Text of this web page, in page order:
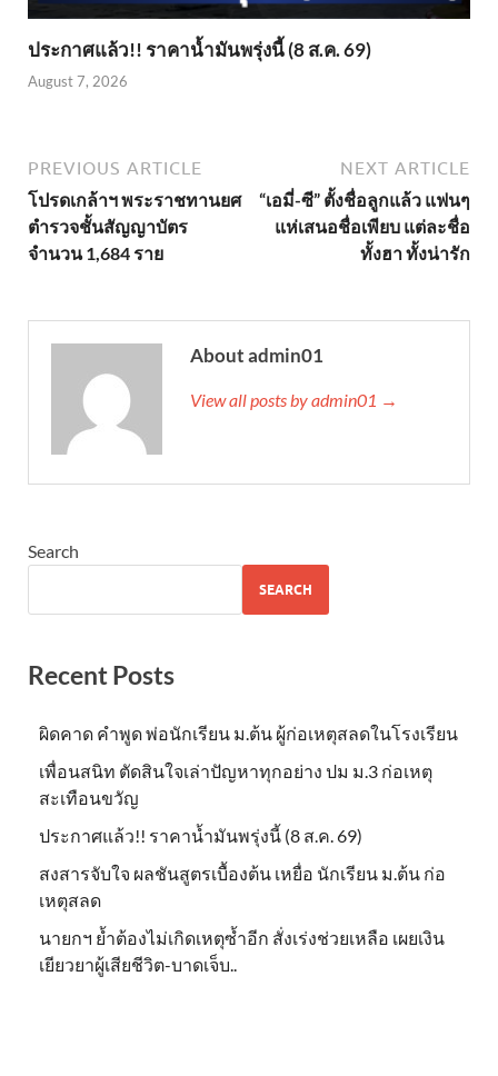
ประกาศแล้ว!! ราคาน้ำมันพรุ่งนี้ (8 ส.ค. 69)
August 7, 2026
PREVIOUS ARTICLE
โปรดเกล้าฯ พระราชทานยศ
ตำรวจชั้นสัญญาบัตร
จำนวน 1,684 ราย
NEXT ARTICLE
“เอมี่-ซี” ตั้งชื่อลูกแล้ว แฟนๆ
แห่เสนอชื่อเพียบ แต่ละชื่อ
ทั้งฮา ทั้งน่ารัก
About admin01
View all posts by admin01 →
Search
SEARCH
Recent Posts
ผิดคาด คำพูด พ่อนักเรียน ม.ต้น ผู้ก่อเหตุสลดในโรงเรียน
เพื่อนสนิท ตัดสินใจเล่าปัญหาทุกอย่าง ปม ม.3 ก่อเหตุ
สะเทือนขวัญ
ประกาศแล้ว!! ราคาน้ำมันพรุ่งนี้ (8 ส.ค. 69)
สงสารจับใจ ผลชันสูตรเบื้องต้น เหยื่อ นักเรียน ม.ต้น ก่อ
เหตุสลด
นายกฯ ย้ำต้องไม่เกิดเหตุซ้ำอีก สั่งเร่งช่วยเหลือ เผยเงิน
เยียวยาผู้เสียชีวิต-บาดเจ็บ..